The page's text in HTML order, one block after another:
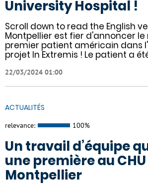
University Hospital !
Scroll down to read the English
Montpellier est fier d'annoncer
premier patient américain dans
projet In Extremis ! Le patient a
22/03/2024 01:00
ACTUALITÉS
relevance: 100%
Un travail d’équipe
une première au
Montpellier